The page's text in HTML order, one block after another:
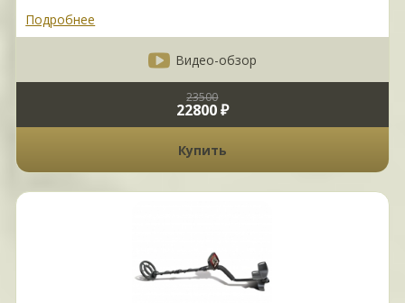
Подробнее
Видео-обзор
23500
22800 ₽
Купить